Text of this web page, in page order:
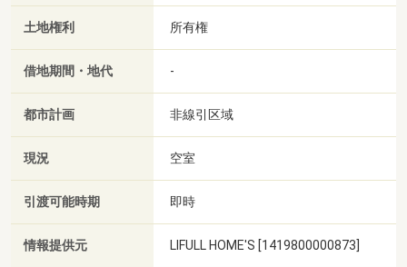
土地権利 所有権
借地期間・地代 -
都市計画 非線引区域
現況 空室
引渡可能時期 即時
情報提供元 LIFULL HOME'S [1419800000873]